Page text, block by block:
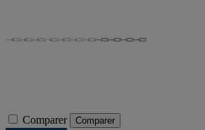
Comparer Comparer